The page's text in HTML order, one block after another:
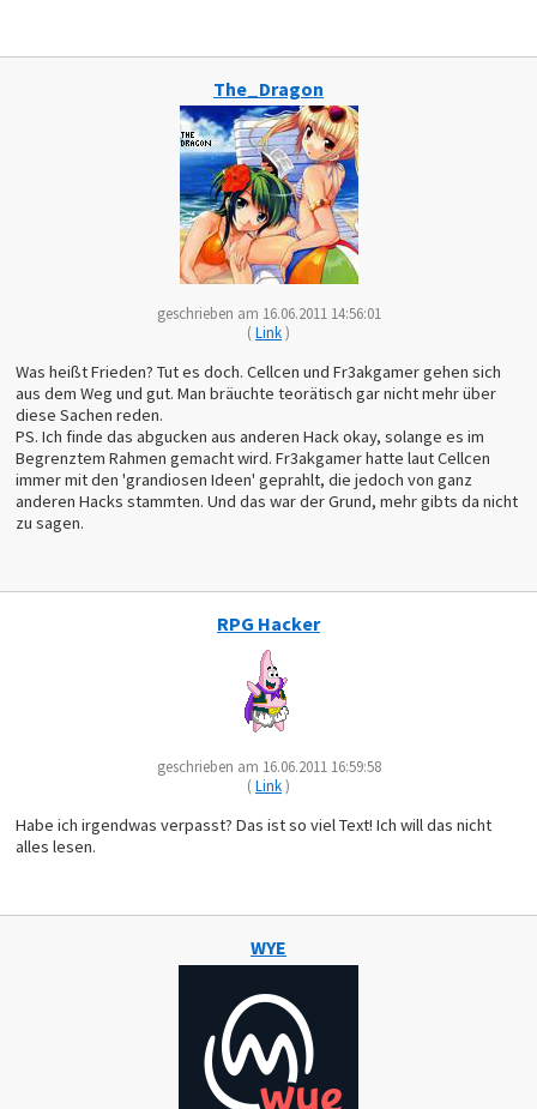
The_Dragon
geschrieben am 16.06.2011 14:56:01
(Link)
Was heißt Frieden? Tut es doch. Cellcen und Fr3akgamer gehen sich
aus dem Weg und gut. Man bräuchte teorätisch gar nicht mehr über
diese Sachen reden.
PS. Ich finde das abgucken aus anderen Hack okay, solange es im
Begrenztem Rahmen gemacht wird. Fr3akgamer hatte laut Cellcen
immer mit den 'grandiosen Ideen' geprahlt, die jedoch von ganz
anderen Hacks stammten. Und das war der Grund, mehr gibts da nicht
zu sagen.
RPG Hacker
geschrieben am 16.06.2011 16:59:58
(Link)
Habe ich irgendwas verpasst? Das ist so viel Text! Ich will das nicht
alles lesen.
WYE